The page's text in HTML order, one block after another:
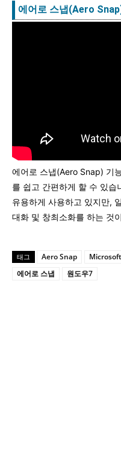
에어로 스냅(Aero
에어로 스냅(Aero Snap) 기
를 쉽고 간편하게 할 수 있
유용하게 사용하고 있지만,
대화 및 창최소화를 하는 것
태그 Aero Snap Microsoft
에어로 스냅
원도우7